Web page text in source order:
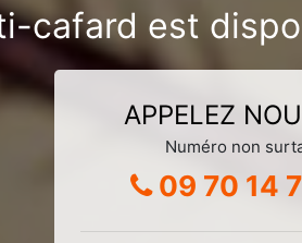
cafard est
APPELEZ
Numéro non
09 70 14